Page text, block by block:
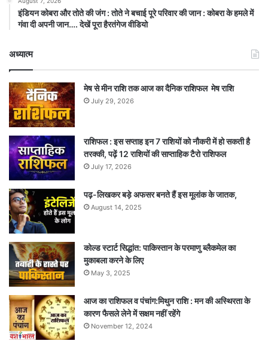
इंडियन कोबरा और तोते की जंग : तोते ने बचाई पूरे परिवार की जान : कोबरा के हमले में
गंवा दी अपनी जान…. देखें पूरा हैरतंगेज वीडियो
अध्यात्म
मेष से मीन राशि तक आज का दैनिक राशिफल मेष राशि
July 29, 2026
राशिफल : इस सप्ताह इन 7 राशियों को नौकरी में हो सकती है
तरक्की, पढ़ें 12 राशियों की साप्ताहिक टैरो राशिफल
July 17, 2026
पढ़-लिखकर बड़े अफसर बनते हैं इस मूलांक के जातक,
August 14, 2025
कोल्ड स्टार्ट सिद्धांत: पाकिस्तान के परमाणु ब्लैकमेल का
मुकाबला करने के लिए
May 3, 2025
आज का राशिफल व पंचांग:मिथुन राशि : मन की अस्थिरता के
कारण फैसले लेने में सक्षम नहीं रहेंगे
November 12, 2024